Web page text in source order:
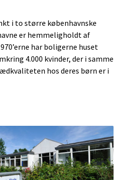
i to større københavnske
er hemmeligholdt af
har boligerne huset
4.000 kvinder, der i samme
hos deres børn er i